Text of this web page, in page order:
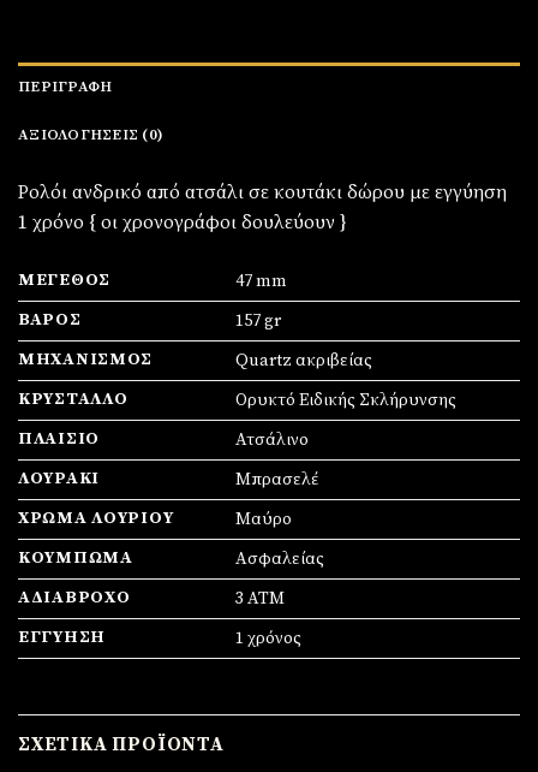
ΠΕΡΙΓΡΑΦΉ
ΑΞΙΟΛΟΓΉΣΕΙΣ (0)
Ρολόι ανδρικό από ατσάλι σε κουτάκι δώρου με εγγύηση
1 χρόνο { οι χρονογράφοι δουλεύουν }
ΜΈΓΕΘΟΣ
47 mm
ΒΆΡΟΣ
157 gr
ΜΗΧΑΝΙΣΜΌΣ
Quartz ακριβείας
ΚΡΎΣΤΑΛΛΟ
Ορυκτό Ειδικής Σκλήρυνσης
ΠΛΑΊΣΙΟ
Ατσάλινο
ΛΟΥΡΆΚΙ
Μπρασελέ
ΧΡΏΜΑ ΛΟΥΡΙΟΎ
Μαύρο
ΚΟΎΜΠΩΜΑ
Ασφαλείας
ΑΔΙΆΒΡΟΧΟ
3 ATM
ΕΓΓΎΗΣΗ
1 χρόνος
ΣΧΕΤΙΚΆ ΠΡΟΪΌΝΤΑ